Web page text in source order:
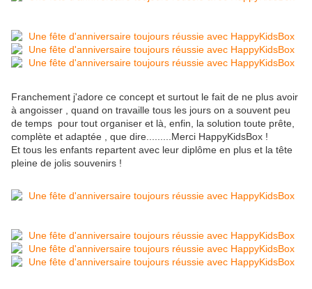
Franchement j'adore ce concept et surtout le fait de ne plus avoir
à angoisser , quand on travaille tous les jours on a souvent peu
de temps pour tout organiser et là, enfin, la solution toute prête,
complète et adaptée , que dire.........Merci HappyKidsBox !
Et tous les enfants repartent avec leur diplôme en plus et la tête
pleine de jolis souvenirs !